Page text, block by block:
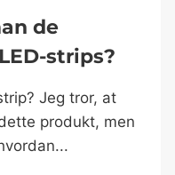
de
strips?
Jeg tror, at
produkt, men